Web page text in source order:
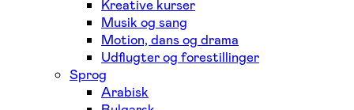
Kreative kurser
Musik og sang
Motion, dans og drama
Udflugter og forestillinger
Sprog
Arabisk